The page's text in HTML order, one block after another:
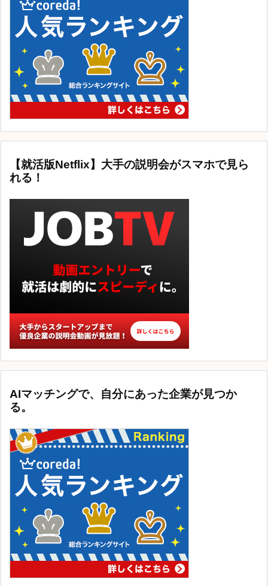
【就活版Netflix】大手の説明会がスマホで見ら
れる！
AIマッチングで、自分にあった企業が見つか
る。